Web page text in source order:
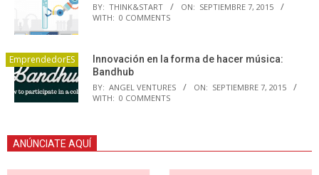
BY: THINK&START ON: SEPTIEMBRE 7, 2015
WITH: 0 COMMENTS
EmprendedorES
Innovación en la forma de hacer música:
Bandhub
BY: ANGEL VENTURES ON: SEPTIEMBRE 7, 2015
WITH: 0 COMMENTS
ANÚNCIATE AQUÍ